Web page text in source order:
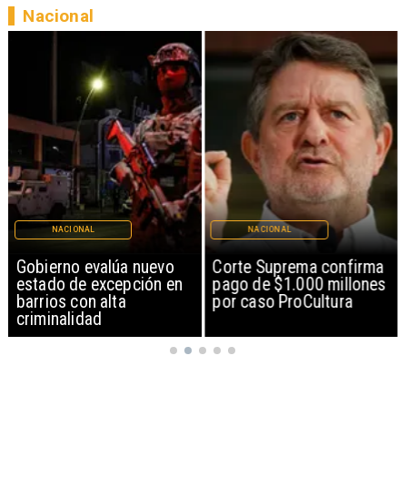
Gobierno evalúa nuevo
estado de excepción en
barrios con alta
criminalidad
NACIONAL
Corte Suprema confirma
pago de $1.000 millones
por caso ProCultura
NACIONAL
Nacional